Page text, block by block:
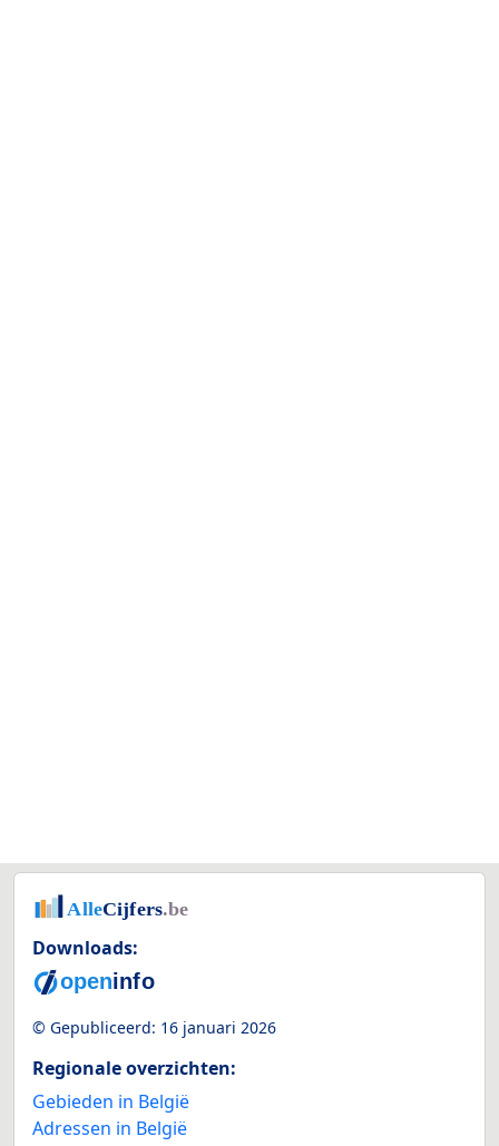
Downloads:
© Gepubliceerd: 16 januari 2026
Regionale overzichten:
Gebieden in België
Adressen in België